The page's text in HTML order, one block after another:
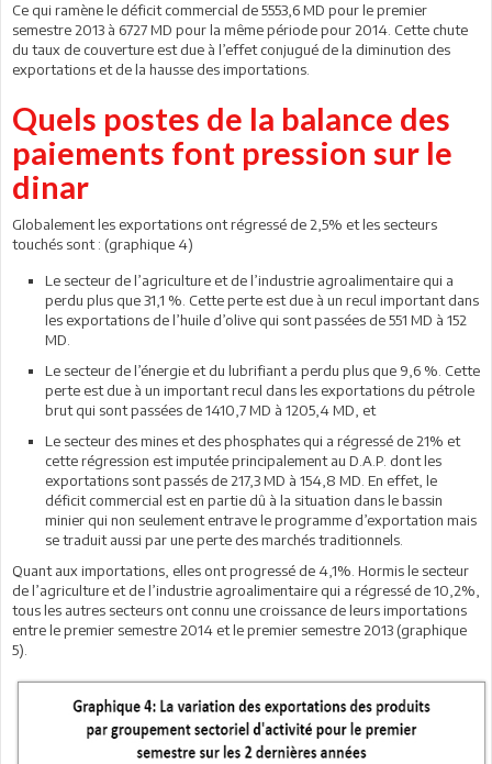
Ce qui ramène le déficit commercial de 5553,6 MD pour le premier
semestre 2013 à 6727 MD pour la même période pour 2014. Cette chute
du taux de couverture est due à l’effet conjugué de la diminution des
exportations et de la hausse des importations.
Quels postes de la balance des
paiements font pression sur le
dinar
Globalement les exportations ont régressé de 2,5% et les secteurs
touchés sont : (graphique 4)
Le secteur de l’agriculture et de l’industrie agroalimentaire qui a
perdu plus que 31,1 %. Cette perte est due à un recul important dans
les exportations de l’huile d’olive qui sont passées de 551 MD à 152
MD.
Le secteur de l’énergie et du lubrifiant a perdu plus que 9,6 %. Cette
perte est due à un important recul dans les exportations du pétrole
brut qui sont passées de 1410,7 MD à 1205,4 MD, et
Le secteur des mines et des phosphates qui a régressé de 21% et
cette régression est imputée principalement au D.A.P. dont les
exportations sont passés de 217,3 MD à 154,8 MD. En effet, le
déficit commercial est en partie dû à la situation dans le bassin
minier qui non seulement entrave le programme d’exportation mais
se traduit aussi par une perte des marchés traditionnels.
Quant aux importations, elles ont progressé de 4,1%. Hormis le secteur
de l’agriculture et de l’industrie agroalimentaire qui a régressé de 10,2%,
tous les autres secteurs ont connu une croissance de leurs importations
entre le premier semestre 2014 et le premier semestre 2013 (graphique
5).